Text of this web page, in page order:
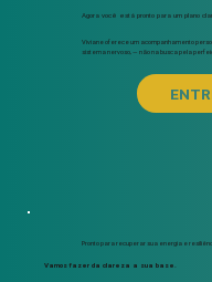
Agora você está pronto para um plano
Viviane oferece um acompanhamento
sistema nervoso, — não na busca pela
Pronto para recuperar sua energia e
Vamos fazer da clareza a sua base.